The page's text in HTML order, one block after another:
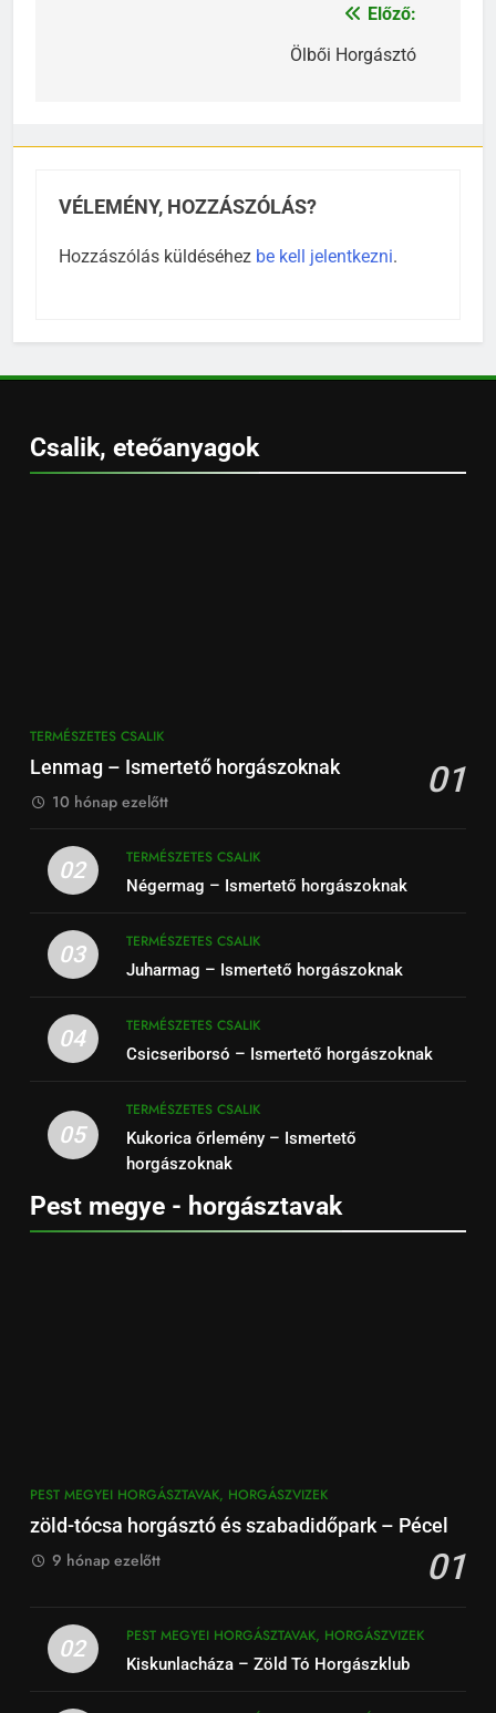
Előző:
Ölbői Horgásztó
VÉLEMÉNY, HOZZÁSZÓLÁS?
Hozzászólás küldéséhez be kell jelentkezni.
Csalik, eteőanyagok
TERMÉSZETES CSALIK
Lenmag – Ismertető horgászoknak 01
10 hónap ezelőtt
02
TERMÉSZETES CSALIK
Négermag – Ismertető horgászoknak
03
TERMÉSZETES CSALIK
Juharmag – Ismertető horgászoknak
04
TERMÉSZETES CSALIK
Csicseriborsó – Ismertető horgászoknak
05
TERMÉSZETES CSALIK
Kukorica őrlemény – Ismertető
horgászoknak
Pest megye - horgásztavak
PEST MEGYEI HORGÁSZTAVAK, HORGÁSZVIZEK
zöld-tócsa horgásztó és szabadidőpark – Pécel
01
9 hónap ezelőtt
02
PEST MEGYEI HORGÁSZTAVAK, HORGÁSZVIZEK
Kiskunlacháza – Zöld Tó Horgászklub